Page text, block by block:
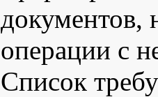
документов,
операции с
Список